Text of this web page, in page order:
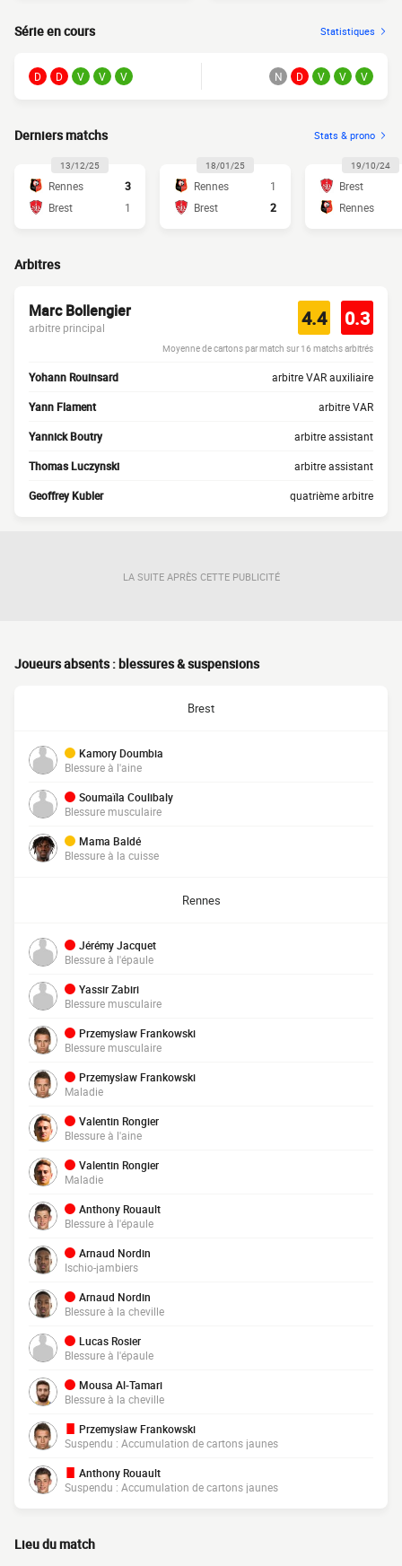
Série en cours Statistiques
D D V V V N D V V V
Derniers matchs Stats & prono
13/12/25
Rennes
3
Brest
1
18/01/25
Rennes
1
Brest
2
19/10/24
Brest
Rennes
Arbitres
Marc Bollengier
arbitre principal 4.4 0.3
Moyenne de cartons par match sur 16 matchs arbitrés
Yohann Rouinsard arbitre VAR auxiliaire
Yann Flament arbitre VAR
Yannick Boutry arbitre assistant
Thomas Luczynski arbitre assistant
Geoffrey Kubler quatrième arbitre
LA SUITE APRÈS CETTE PUBLICITÉ
Joueurs absents : blessures & suspensions
Brest
Kamory Doumbia
Blessure à l'aine
Soumaïla Coulibaly
Blessure musculaire
Mama Baldé
Blessure à la cuisse
Rennes
Jérémy Jacquet
Blessure à l'épaule
Yassir Zabiri
Blessure musculaire
Przemysław Frankowski
Blessure musculaire
Przemysław Frankowski
Maladie
Valentin Rongier
Blessure à l'aine
Valentin Rongier
Maladie
Anthony Rouault
Blessure à l'épaule
Arnaud Nordin
Ischio-jambiers
Arnaud Nordin
Blessure à la cheville
Lucas Rosier
Blessure à l'épaule
Mousa Al-Tamari
Blessure à la cheville
Przemysław Frankowski
Suspendu : Accumulation de cartons jaunes
Anthony Rouault
Suspendu : Accumulation de cartons jaunes
Lieu du match